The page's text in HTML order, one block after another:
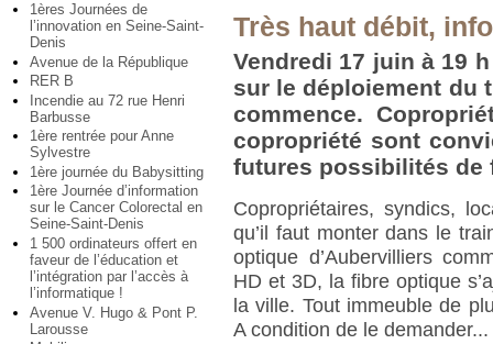
1ères Journées de
l’innovation en Seine-Saint-
Denis
Avenue de la République
RER B
Incendie au 72 rue Henri
Barbusse
1ère rentrée pour Anne
Sylvestre
1ère journée du Babysitting
1ère Journée d’information
sur le Cancer Colorectal en
Seine-Saint-Denis
1 500 ordinateurs offert en
faveur de l’éducation et
l’intégration par l’accès à
l’informatique !
Avenue V. Hugo & Pont P.
Larousse
Très haut débit,
Vendredi 17 juin à 19
sur le déploiement du
commence.
copropriété sont
futures possibilités de
Copropriétaires, syndics,
qu’il faut monter dans le
optique d’Aubervilliers
HD et 3D, la fibre optique
la ville. Tout immeuble de
A condition de le demander...